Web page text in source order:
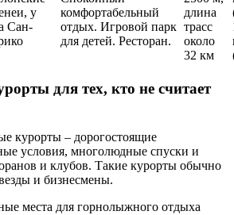
у
Сан-
комфортабельный
отдых. Игровой парк
для детей. Ресторан.
длина
трасс
около
32 км
для тех, кто не считает
курорты – дорогостоящие
условия, многолюдные спуски и
и клубов. Такие курорты обычно
и бизнесмены.
места для горнолыжного отдыха